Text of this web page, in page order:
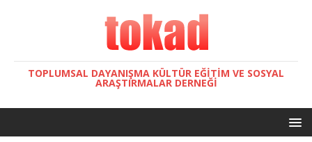
TOPLUMSAL DAYANIŞMA KÜLTÜR EĞITIM VE SOSYAL
ARAŞTIRMALAR DERNEĞI